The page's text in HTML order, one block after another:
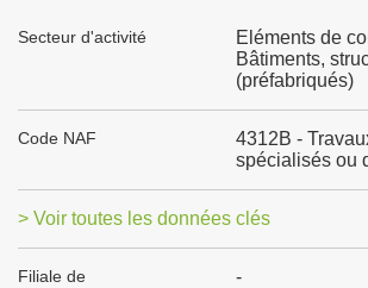
Secteur d'activité
Eléments de
Bâtiments,
(préfabriqués)
Code NAF
4312B -
spécialisés ou
> Voir toutes les données clés
Filiale de -